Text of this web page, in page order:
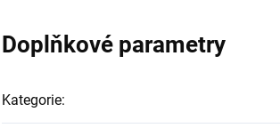
Doplňkové parametry
Kategorie: